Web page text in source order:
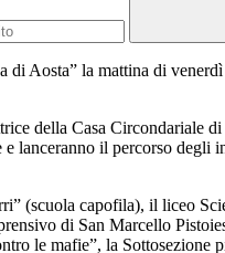
Aosta” la mattina di
della Casa Circondariale
e lanceranno il percorso
(scuola capofila), il liceo
di San Marcello
le mafie”, la